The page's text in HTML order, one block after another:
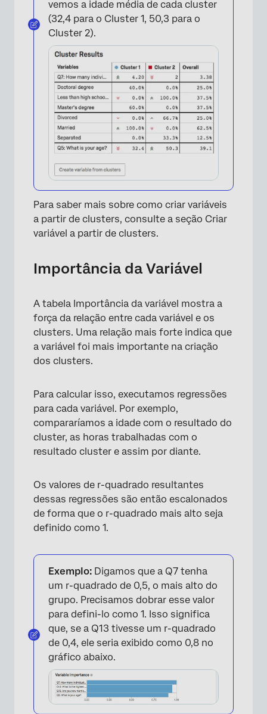
×
vemos a idade média de cada cluster
(32,4 para o Cluster 1, 50,3 para o
Cluster 2).
×
Para saber mais sobre como criar variáveis
a partir de clusters, consulte a seção Criar
variável a partir de clusters.
Importância da Variável
A tabela Importância da variável mostra a
força da relação entre cada variável e os
clusters. Uma relação mais forte indica que
a variável foi mais importante na criação
dos clusters.
Para calcular isso, executamos regressões
para cada variável. Por exemplo,
compararíamos a idade com o resultado do
cluster, as horas trabalhadas com o
resultado cluster e assim por diante.
Os valores de r-quadrado resultantes
dessas regressões são então escalonados
de forma que o r-quadrado mais alto seja
definido como 1.
Exemplo: Digamos que a Q7 tenha
um r-quadrado de 0,5, o mais alto do
grupo. Precisamos dobrar esse valor
para defini-lo como 1. Isso significa
que, se a Q13 tivesse um r-quadrado
de 0,4, ele seria exibido como 0,8 no
gráfico abaixo.